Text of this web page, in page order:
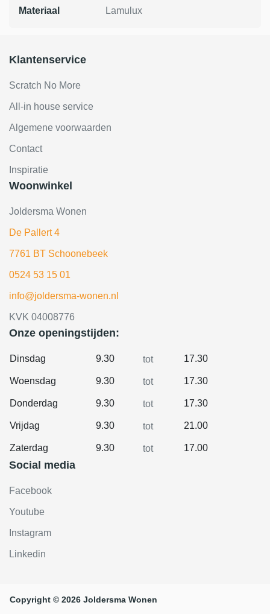
Materiaal Lamulux
Klantenservice
Scratch No More
All-in house service
Algemene voorwaarden
Contact
Inspiratie
Woonwinkel
Joldersma Wonen
De Pallert 4
7761 BT Schoonebeek
0524 53 15 01
info@joldersma-wonen.nl
KVK 04008776
Onze openingstijden:
Dinsdag 9.30 tot 17.30
Woensdag 9.30 tot 17.30
Donderdag 9.30 tot 17.30
Vrijdag 9.30 tot 21.00
Zaterdag 9.30 tot 17.00
Social media
Facebook
Youtube
Instagram
Linkedin
Copyright © 2026 Joldersma Wonen